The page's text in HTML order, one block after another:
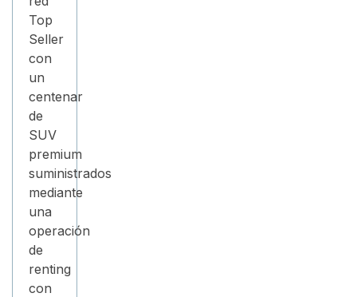
Top
Seller
con
un
centenar
de
SUV
premium
suministrados
mediante
una
operación
de
renting
con